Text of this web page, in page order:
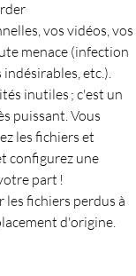
vos vidéos, vos
menace (infection
etc.).
inutiles ; c'est un
puissant. Vous
les fichiers et
configurez une
part !
les fichiers perdus à
d'origine.